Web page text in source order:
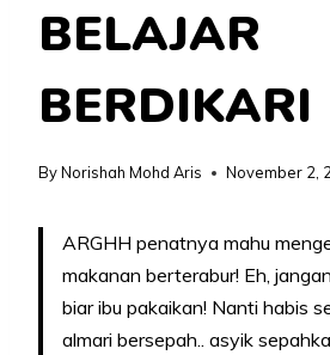
BELAJAR
BERDIKARI
ByNorishah Mohd Aris November 2,
ARGHH penatnya mahu
makanan berterabur! Eh,
biar ibu pakaikan! Nanti habis
almari bersepah.. asyik